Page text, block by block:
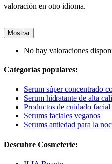
valoración en otro idioma.
Mostrar
No hay valoraciones
Categorías populares:
Serum súper concentrado
Serum hidratante de alta
Productos de cuidado facial
Serums faciales veganos
Serums antiedad para la
Descubre Cosmeterie: